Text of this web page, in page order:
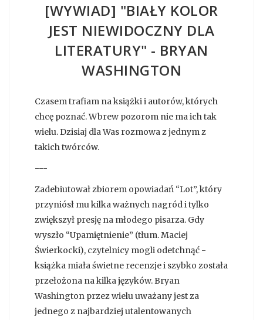
[WYWIAD] "BIAŁY KOLOR
JEST NIEWIDOCZNY DLA
LITERATURY" - BRYAN
WASHINGTON
Czasem trafiam na książki i autorów, których
chcę poznać. Wbrew pozorom nie ma ich tak
wielu. Dzisiaj dla Was rozmowa z jednym z
takich twórców.
---
Zadebiutował zbiorem opowiadań “Lot”, który
przyniósł mu kilka ważnych nagród i tylko
zwiększył presję na młodego pisarza. Gdy
wyszło “Upamiętnienie” (tłum. Maciej
Świerkocki), czytelnicy mogli odetchnąć -
książka miała świetne recenzje i szybko została
przełożona na kilka języków. Bryan
Washington przez wielu uważany jest za
jednego z najbardziej utalentowanych